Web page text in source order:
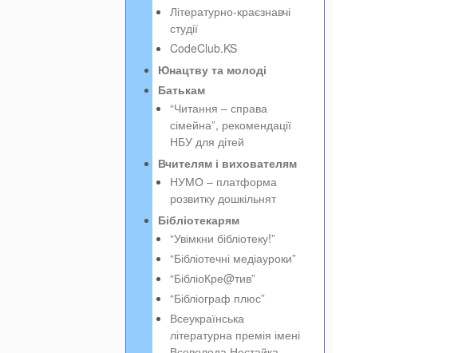
Літературно-краєзнавчі
студії
CodeClub.KS
Юнацтву та молоді
Батькам
“Читання – справа
сімейна”, рекомендації
НБУ для дітей
Вчителям і вихователям
НУМО – платформа
розвитку дошкільнят
Бібліотекарям
“Увімкни бібліотеку!”
“Бібліотечні медіауроки”
“БібліоКре@тив”
“Бібліограф плюс”
Всеукраїнська
літературна премія імені